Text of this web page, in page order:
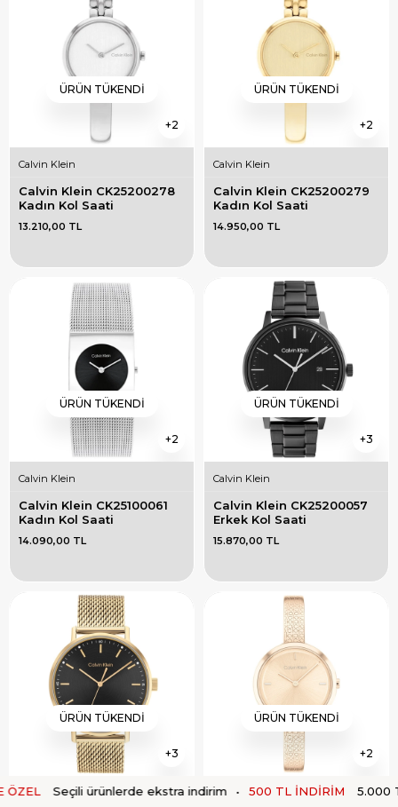
2
ÜRÜN TÜKENDI
Calvin Klein
Calvin Klein CK25200278
Kadın Kol Saati
13.210,00 TL
2
ÜRÜN TÜKENDI
Calvin Klein
Calvin Klein CK25200279
Kadın Kol Saati
14.950,00 TL
2
ÜRÜN TÜKENDI
Calvin Klein
Calvin Klein CK25100061
Kadın Kol Saati
14.090,00 TL
3
ÜRÜN TÜKENDI
Calvin Klein
Calvin Klein CK25200057
Erkek Kol Saati
15.870,00 TL
3
ÜRÜN TÜKENDI
Calvin Klein
2
ÜRÜN TÜKENDI
Calvin Klein
Seçili ürünlerde ekstra indirim • 500 TL İNDİRİM 5.000 TL